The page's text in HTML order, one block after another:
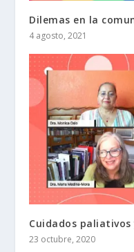
Dilemas en la
4 agosto, 2021
Cuidados
23 octubre, 2020